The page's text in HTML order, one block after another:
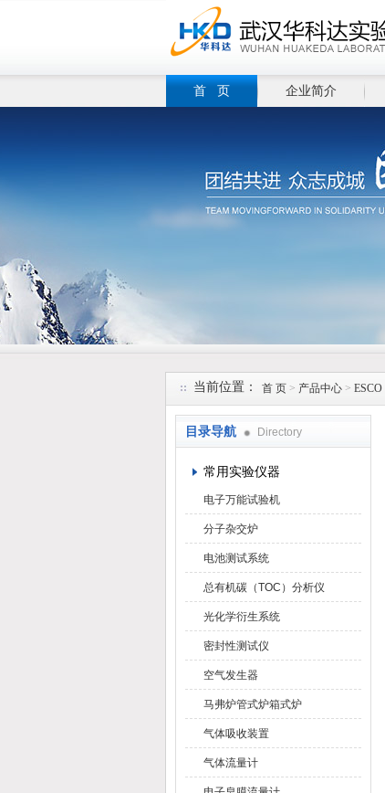
首 页 企业简介
当前位置： 首 页 > 产品中心 > ESCO
目录导航 Directory
常用实验仪器
电子万能试验机
分子杂交炉
电池测试系统
总有机碳（TOC）分析仪
光化学衍生系统
密封性测试仪
空气发生器
马弗炉管式炉箱式炉
气体吸收装置
气体流量计